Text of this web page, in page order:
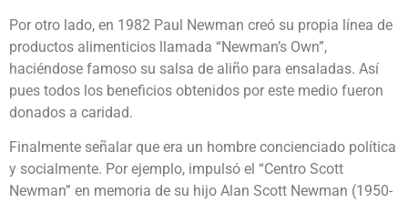
Por otro lado, en 1982 Paul Newman creó su propia línea de
productos alimenticios llamada “Newman’s Own”,
haciéndose famoso su salsa de aliño para ensaladas. Así
pues todos los beneficios obtenidos por este medio fueron
donados a caridad.
Finalmente señalar que era un hombre concienciado política
y socialmente. Por ejemplo, impulsó el “Centro Scott
Newman” en memoria de su hijo Alan Scott Newman (1950-